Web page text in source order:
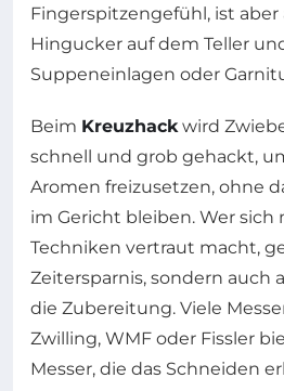
Fingerspitzengefühl, ist
Hingucker auf dem Teller
Suppeneinlagen oder
Beim Kreuzhack wird
schnell und grob gehackt,
Aromen freizusetzen, ohne
im Gericht bleiben. Wer sich
Techniken vertraut macht,
Zeitersparnis, sondern auch
die Zubereitung. Viele
Zwilling, WMF oder Fissler
Messer, die das Schneiden